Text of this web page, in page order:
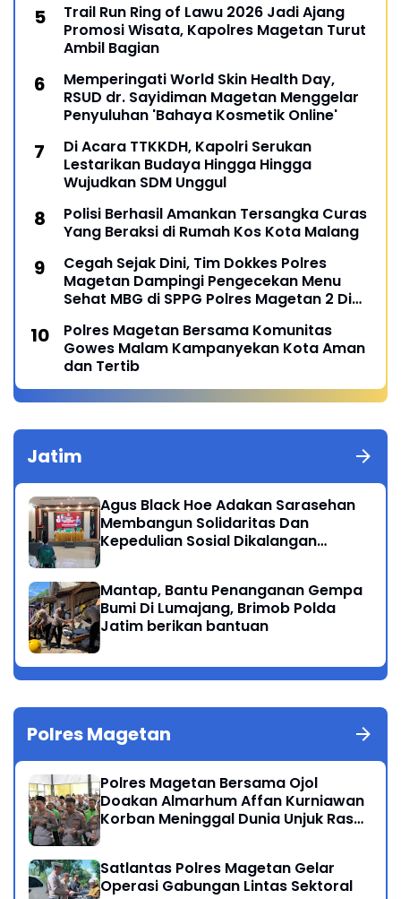
Trail Run Ring of Lawu 2026 Jadi Ajang
Promosi Wisata, Kapolres Magetan Turut
Ambil Bagian
Memperingati World Skin Health Day,
RSUD dr. Sayidiman Magetan Menggelar
Penyuluhan 'Bahaya Kosmetik Online'
Di Acara TTKKDH, Kapolri Serukan
Lestarikan Budaya Hingga Hingga
Wujudkan SDM Unggul
Polisi Berhasil Amankan Tersangka Curas
Yang Beraksi di Rumah Kos Kota Malang
Cegah Sejak Dini, Tim Dokkes Polres
Magetan Dampingi Pengecekan Menu
Sehat MBG di SPPG Polres Magetan 2 Di
Polres Magetan Bersama Komunitas
Gowes Malam Kampanyekan Kota Aman
dan Tertib
Jatim
Agus Black Hoe Adakan Sarasehan
Membangun Solidaritas Dan
Kepedulian Sosial Dikalangan
Mantap, Bantu Penanganan Gempa
Bumi Di Lumajang, Brimob Polda
Jatim berikan bantuan
Polres Magetan
Polres Magetan Bersama Ojol
Doakan Almarhum Affan Kurniawan
Korban Meninggal Dunia Unjuk Rasa
Satlantas Polres Magetan Gelar
Operasi Gabungan Lintas Sektoral